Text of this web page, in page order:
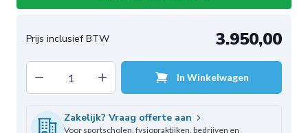
3.950,00
Decrease quantityIncrease quantityIn Winkelwagen
Zakelijk? Vraag offerte aan
Voor sportscholen, fysiopraktijken, bedrijven en